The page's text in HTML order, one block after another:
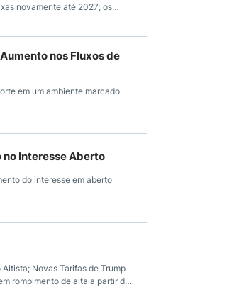
novamente até 2027; os
nos Fluxos de
em um ambiente marcado
no Interesse Aberto
do interesse em aberto
Novas Tarifas de Trump
rompimento de alta a partir de